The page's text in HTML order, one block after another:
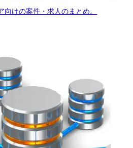
けの案件・求人のまとめ。